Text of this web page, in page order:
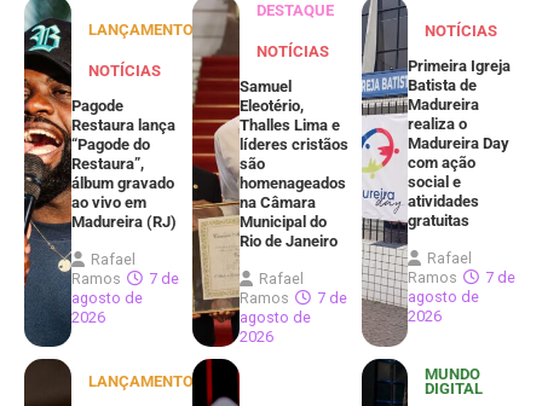
LANÇAMENTOS
NOTÍCIAS
Pagode
Restaura lança
“Pagode do
Restaura”,
álbum gravado
ao vivo em
Madureira (RJ)
Rafael
Ramos
7 de
agosto de
2026
DESTAQUE
NOTÍCIAS
Samuel
Eleotério,
Thalles Lima e
líderes cristãos
são
homenageados
na Câmara
Municipal do
Rio de Janeiro
Rafael
Ramos
7 de
agosto de
2026
NOTÍCIAS
Primeira Igreja
Batista de
Madureira
realiza o
Madureira Day
com ação
social e
atividades
gratuitas
Rafael
Ramos
7 de
agosto de
2026
LANÇAMENTOS
MUNDO
DIGITAL